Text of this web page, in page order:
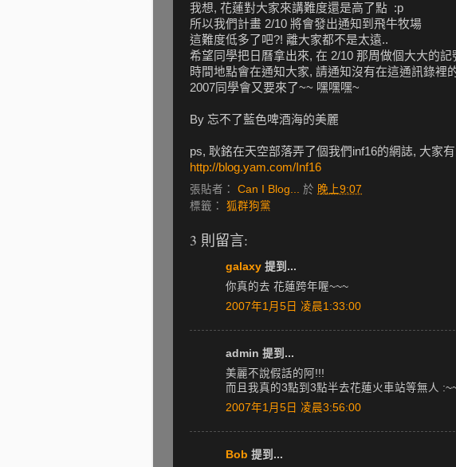
我想, 花蓮對大家來講難度還是高了點 :p
所以我們計畫 2/10 將會發出通知到飛牛牧場
這難度低多了吧?! 離大家都不是太遠..
希望同學把日曆拿出來, 在 2/10 那周做個大大的記
時間地點會在通知大家, 請通知沒有在這通訊錄裡
2007同學會又要來了~~ 嘿嘿嘿~
By 忘不了藍色啤酒海的美麗
ps, 耿銘在天空部落弄了個我們inf16的網誌, 大家
http://blog.yam.com/Inf16
張貼者： Can I Blog... 於 晚上9:07
標籤： 狐群狗黨
3 則留言:
galaxy 提到...
你真的去 花蓮跨年喔~~~
2007年1月5日 凌晨1:33:00
admin 提到...
美麗不說假話的阿!!!
而且我真的3點到3點半去花蓮火車站等無人
2007年1月5日 凌晨3:56:00
Bob 提到...